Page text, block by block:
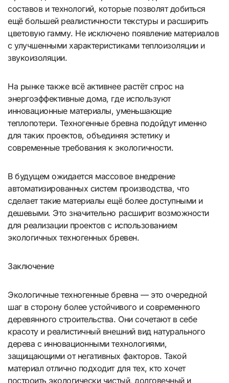
составов и технологий, которые позволят добиться
ещё большей реалистичности текстуры и расширить
цветовую гамму. Не исключено появление материалов
с улучшенными характеристиками теплоизоляции и
звукоизоляции.
На рынке также всё активнее растёт спрос на
энергоэффективные дома, где используют
инновационные материалы, уменьшающие
теплопотери. Техногенные бревна подойдут именно
для таких проектов, объединяя эстетику и
современные требования к экологичности.
В будущем ожидается массовое внедрение
автоматизированных систем производства, что
сделает такие материалы ещё более доступными и
дешевыми. Это значительно расширит возможности
для реализации проектов с использованием
экологичных техногенных бревен.
Заключение
Экологичные техногенные бревна — это очередной
шаг в сторону более устойчивого и современного
деревянного строительства. Они сочетают в себе
красоту и реалистичный внешний вид натурального
дерева с инновационными технологиями,
защищающими от негативных факторов. Такой
материал отлично подходит для тех, кто хочет
построить экологически чистый, долговечный и